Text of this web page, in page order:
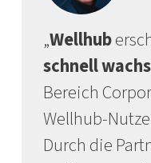
„Wellhub
schnell
Bereich
Wellhub-
Durch die